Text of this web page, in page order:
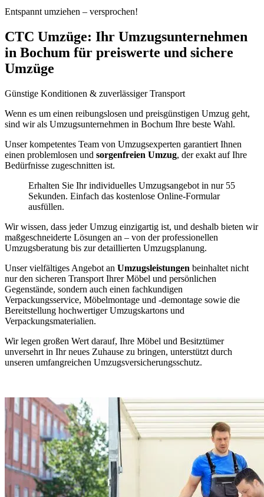
Entspannt umziehen – versprochen!
CTC Umzüge: Ihr Umzugsunternehmen
in Bochum für preiswerte und sichere
Umzüge
Günstige Konditionen & zuverlässiger Transport
Wenn es um einen reibungslosen und preisgünstigen Umzug geht,
sind wir als Umzugsunternehmen in Bochum Ihre beste Wahl.
Unser kompetentes Team von Umzugsexperten garantiert Ihnen
einen problemlosen und sorgenfreien Umzug, der exakt auf Ihre
Bedürfnisse zugeschnitten ist.
Erhalten Sie Ihr individuelles Umzugsangebot in nur 55
Sekunden. Einfach das kostenlose Online-Formular
ausfüllen.
Wir wissen, dass jeder Umzug einzigartig ist, und deshalb bieten wir
maßgeschneiderte Lösungen an – von der professionellen
Umzugsberatung bis zur detaillierten Umzugsplanung.
Unser vielfältiges Angebot an Umzugsleistungen beinhaltet nicht
nur den sicheren Transport Ihrer Möbel und persönlichen
Gegenstände, sondern auch einen fachkundigen
Verpackungsservice, Möbelmontage und -demontage sowie die
Bereitstellung hochwertiger Umzugskartons und
Verpackungsmaterialien.
Wir legen großen Wert darauf, Ihre Möbel und Besitztümer
unversehrt in Ihr neues Zuhause zu bringen, unterstützt durch
unseren umfangreichen Umzugsversicherungsschutz.